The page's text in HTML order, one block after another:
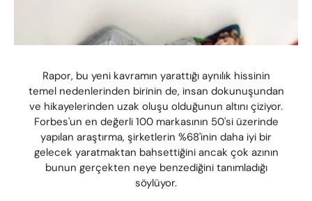
Rapor, bu yeni kavramın yarattığı aynılık hissinin
temel nedenlerinden birinin de, insan dokunuşundan
ve hikayelerinden uzak oluşu olduğunun altını çiziyor.
Forbes'un en değerli 100 markasının 50'si üzerinde
yapılan araştırma, şirketlerin %68'inin daha iyi bir
gelecek yaratmaktan bahsettiğini ancak çok azının
bunun gerçekten neye benzediğini tanımladığı
söylüyor.